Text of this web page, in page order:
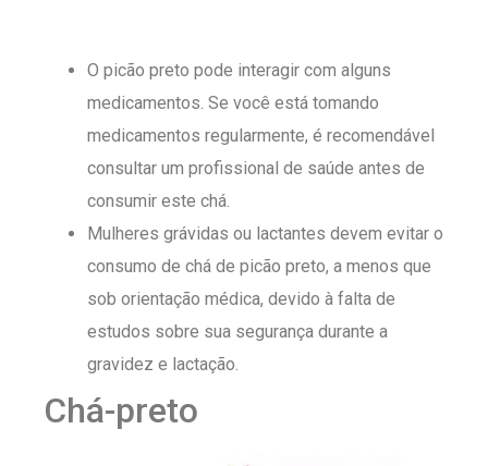
O picão preto pode interagir com alguns
medicamentos. Se você está tomando
medicamentos regularmente, é recomendável
consultar um profissional de saúde antes de
consumir este chá.
Mulheres grávidas ou lactantes devem evitar o
consumo de chá de picão preto, a menos que
sob orientação médica, devido à falta de
estudos sobre sua segurança durante a
gravidez e lactação.
Chá-preto